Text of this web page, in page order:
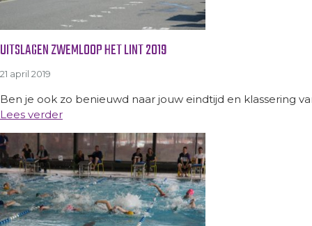
UITSLAGEN ZWEMLOOP HET LINT 2019
21 april 2019
Ben je ook zo benieuwd naar jouw eindtijd en klassering
Lees verder